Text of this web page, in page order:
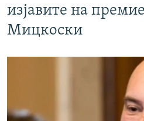
изјавите на
Мицкоски